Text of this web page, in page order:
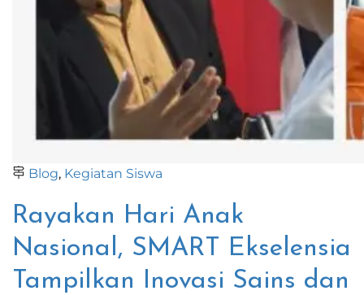
Blog, Kegiatan Siswa
Rayakan Hari Anak
Nasional, SMART Ekselensia
Tampilkan Inovasi Sains dan